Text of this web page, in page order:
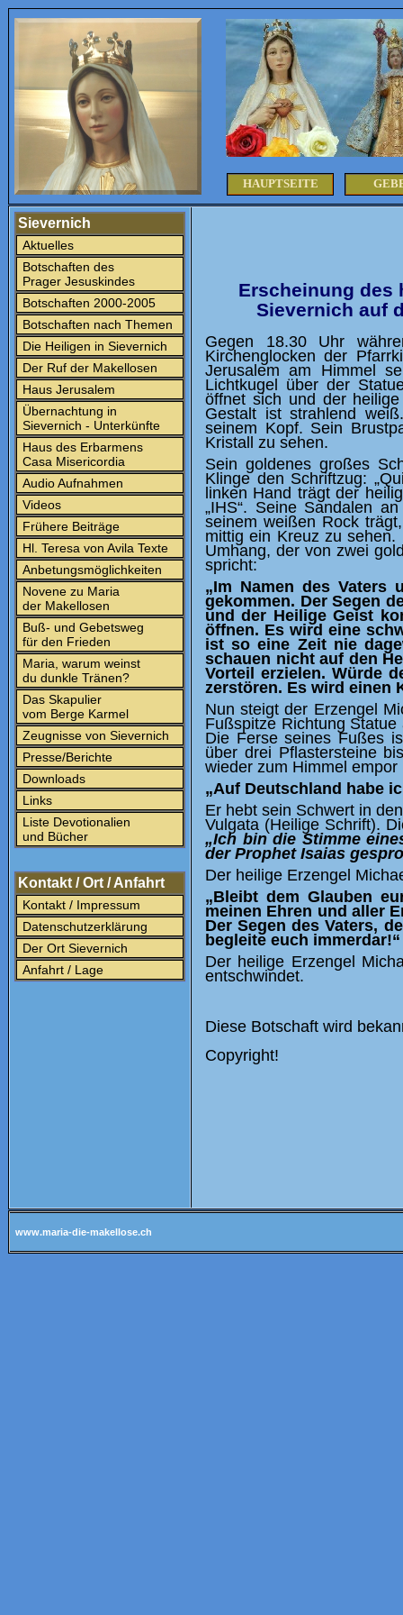
HAUPTSEITE
Sievernich
Aktuelles
Botschaften des
Prager Jesuskindes
Botschaften 2000-2005
Botschaften nach Themen
Die Heiligen in Sievernich
Der Ruf der Makellosen
Haus Jerusalem
Übernachtung in
Sievernich - Unterkünfte
Haus des Erbarmens
Casa Misericordia
Audio Aufnahmen
Videos
Frühere Beiträge
Hl. Teresa von Avila Texte
Anbetungsmöglichkeiten
Novene zu Maria
der Makellosen
Buß- und Gebetsweg
für den Frieden
Maria, warum weinst
du dunkle Tränen?
Das Skapulier
vom Berge Karmel
Zeugnisse von Sievernich
Presse/Berichte
Downloads
Links
Liste Devotionalien
und Bücher
Kontakt / Ort / Anfahrt
Kontakt / Impressum
Datenschutzerklärung
Der Ort Sievernich
Anfahrt / Lage
Erscheinung des
Sievernich auf
Gegen 18.30 Uhr
Kirchenglocken der
Jerusalem am Himmel
Lichtkugel über der
öffnet sich und der
Gestalt ist strahlend
seinem Kopf. Sein
Kristall zu sehen.
Sein goldenes großes
Klinge den Schriftzug:
linken Hand trägt der
„IHS“. Seine Sandalen
seinem weißen Rock
mittig ein Kreuz zu
Umhang, der von zwei
spricht:
„Im Namen des
gekommen. Der Segen
und der Heilige Geist
öffnen. Es wird eine
ist so eine Zeit nie
schauen nicht auf den
Vorteil erzielen. Würde
zerstören. Es wird einen
Nun steigt der Erzengel
Fußspitze Richtung Statue
Die Ferse seines Fußes
über drei Pflastersteine
wieder zum Himmel empor
„Auf Deutschland habe
Er hebt sein Schwert in
Vulgata (Heilige Schrift).
„Ich bin die Stimme
der Prophet Isaias
Der heilige Erzengel
„Bleibt dem Glauben
meinen Ehren und aller
Der Segen des Vaters,
begleite euch immerdar!“
Der heilige Erzengel
entschwindet.
Diese Botschaft wird
Copyright!
www.maria-die-makellose.ch